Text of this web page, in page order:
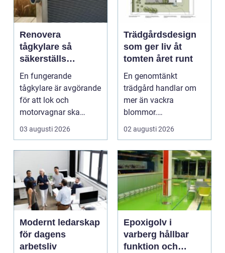
Renovera
tågkylare så
säkerställs
driftsäkra lok och
tågsystem
En fungerande
tågkylare är avgörande
för att lok och
motorvagnar ska
kunna leverera pålitlig
drift d...
03 augusti 2026
Trädgårdsdesign
som ger liv åt
tomten året runt
En genomtänkt
trädgård handlar om
mer än vackra
blommor.
trädgårdsdesign
förenar funktion, form
och ...
02 augusti 2026
Modernt ledarskap
för dagens
arbetsliv
Epoxigolv i
varberg hållbar
funktion och